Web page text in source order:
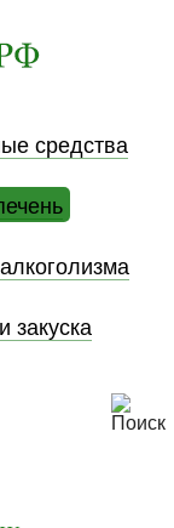
средства
закуска